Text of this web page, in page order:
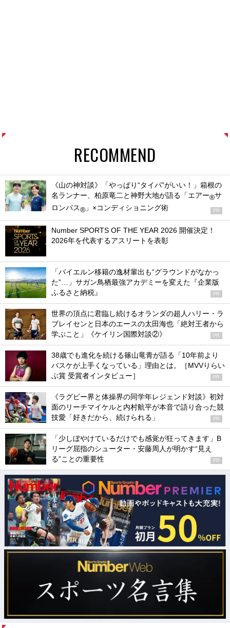
RECOMMEND
《山の神対談》「やっぱり“タイパ”がいい！」箱根の
名ランナー、柏原竜二と神野大地が語る「エアー®サ
ロンパス® 」×コンディショニング術 PR
Number SPORTS OF THE YEAR 2026 開催決定！
2026年を代表するアスリートを表彰
「バイエルン移籍の逸材輩出も“グラウンドがなかっ
た”…」サガン鳥栖最強アカデミーを変えた『企業版
ふるさと納税』
PR
世界の頂点に君臨し続けるオランダの超人ハリー・ラ
ブレイセンと日本のエースの太田海也「絶対王者から
学ぶこと」《ケイリン国際対談②》
PR
38歳でも進化を続ける篠山竜青が語る「10年前より
バスケが上手くなっている」理由とは。［MVVりらい
ぶ賞 受賞者インタビュー］
PR
《ラグビー界と体操界の同学年レジェンド対談》初対
面のリーチマイケルと内村航平が本音で語り合った競
技愛「好きだから、続けられる」
PR
「少しぼやけているだけでも感覚が狂ってきます」B
リーグ屈指のシューター・安藤周人が明かす“見え
る”ことの重要性
PR